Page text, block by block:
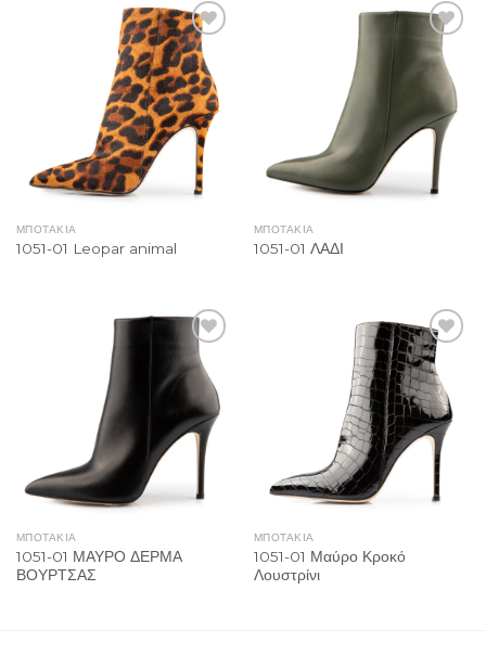
Add to
Wishlist
ΜΠΟΤΑΚΙΑ
1051-01 Leopar animal
Add to
Wishlist
ΜΠΟΤΑΚΙΑ
1051-01 ΛΑΔΙ
Add to
Wishlist
ΜΠΟΤΑΚΙΑ
1051-01 ΜΑΥΡΟ ΔΕΡΜΑ
ΒΟΥΡΤΣΑΣ
Add to
Wishlist
ΜΠΟΤΑΚΙΑ
1051-01 Μαύρο Κροκό
Λουστρίνι